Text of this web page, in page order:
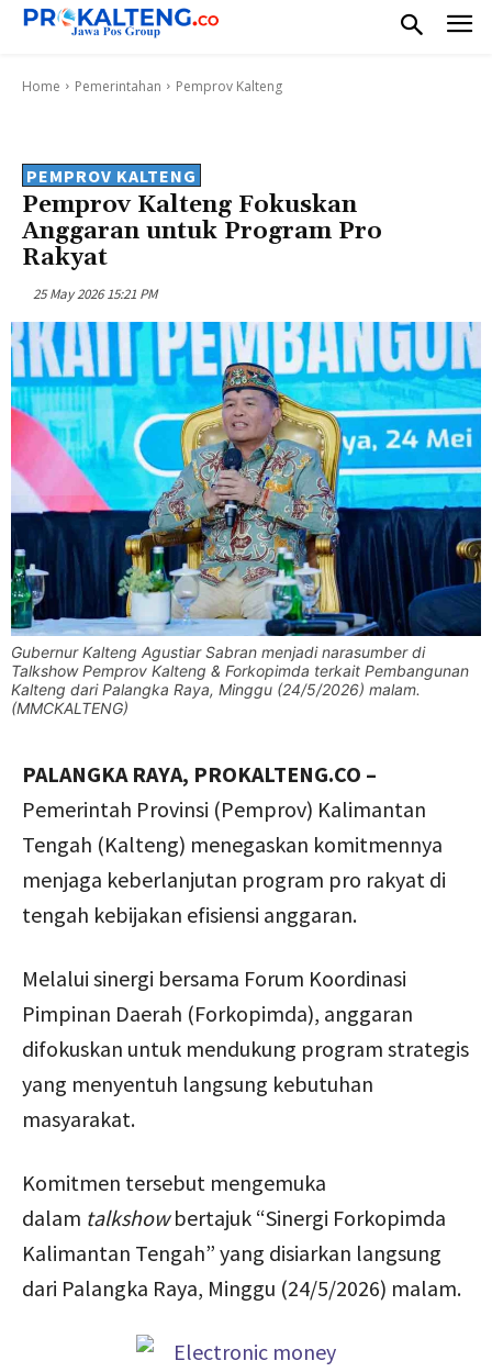
Home Pemerintahan Pemprov Kalteng
PEMPROV KALTENG
Pemprov Kalteng Fokuskan
Anggaran untuk Program Pro
Rakyat
25 May 2026 15:21 PM
Gubernur Kalteng Agustiar Sabran menjadi narasumber di
Talkshow Pemprov Kalteng & Forkopimda terkait Pembangunan
Kalteng dari Palangka Raya, Minggu (24/5/2026) malam.
(MMCKALTENG)
PALANGKA RAYA, PROKALTENG.CO –
Pemerintah Provinsi (Pemprov) Kalimantan
Tengah (Kalteng) menegaskan komitmennya
menjaga keberlanjutan program pro rakyat di
tengah kebijakan efisiensi anggaran.
Melalui sinergi bersama Forum Koordinasi
Pimpinan Daerah (Forkopimda), anggaran
difokuskan untuk mendukung program strategis
yang menyentuh langsung kebutuhan
masyarakat.
Komitmen tersebut mengemuka
dalam talkshowbertajuk “Sinergi Forkopimda
Kalimantan Tengah” yang disiarkan langsung
dari Palangka Raya, Minggu (24/5/2026) malam.